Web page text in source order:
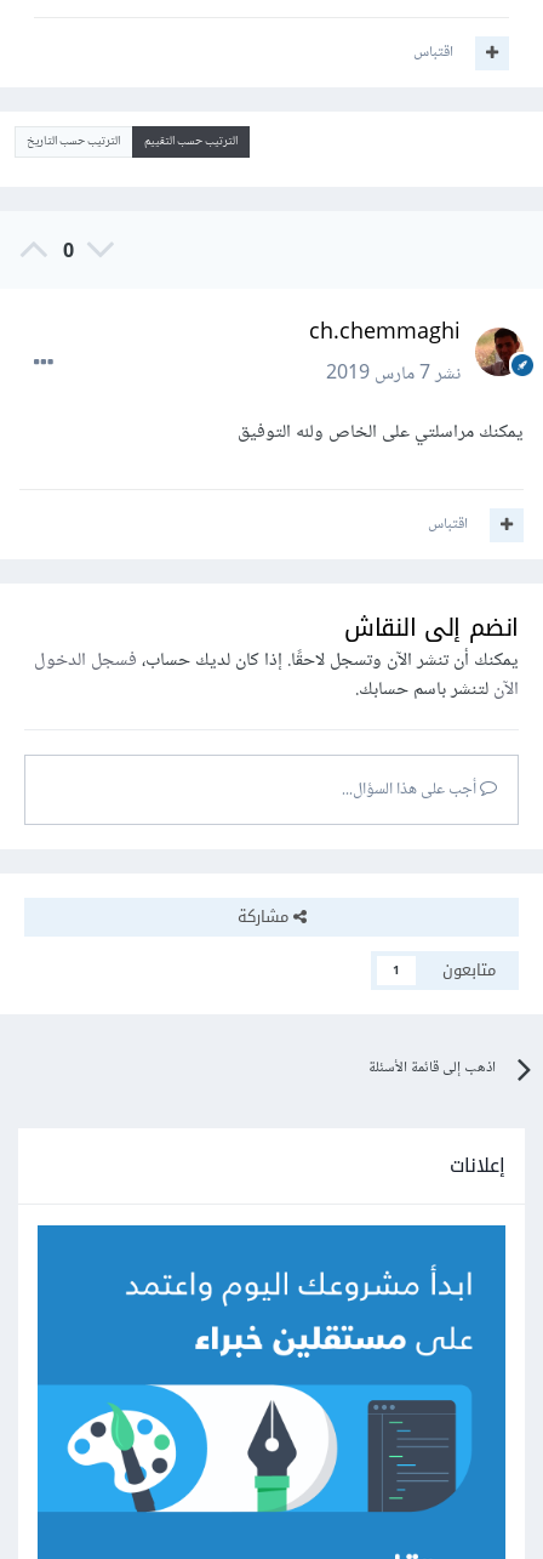
اقتباس
الترتيب حسب التقييم الترتيب حسب التاريخ
0
ch.chemmaghi
نشر7 مارس 2019
يمكنك مراسلتي على الخاص ولله التوفيق
اقتباس
انضم إلى النقاش
يمكنك أن تنشر الآن وتسجل لاحقًا. إذا كان لديك حساب،فسجل الدخول
الآنلتنشر باسم حسابك.
أجب على هذا السؤال...
مشاركة
متابعون
1
اذهب إلى قائمة الأسئلة
إعلانات